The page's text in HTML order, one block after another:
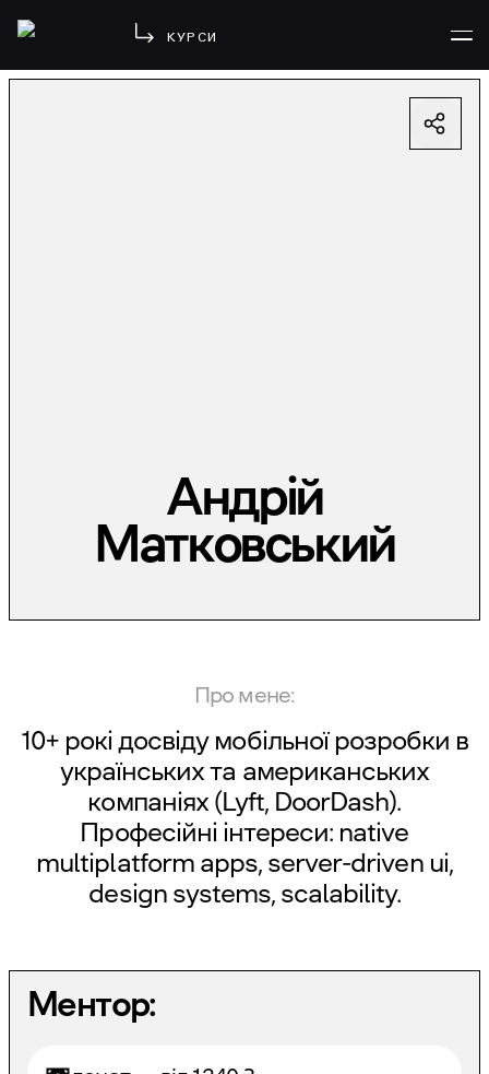
КУРСИ
Андрій
Матковський
Про мене:
10+ рокі досвіду мобільної розробки в
українських та американських
компаніях (Lyft, DoorDash).
Професійні інтереси: native
multiplatform apps, server-driven ui,
design systems, scalability.
Ментор: